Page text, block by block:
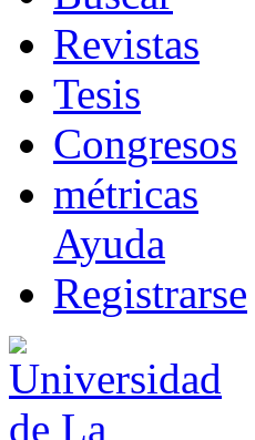
Revistas
Tesis
Congresos
métricas
Ayuda
Registrarse